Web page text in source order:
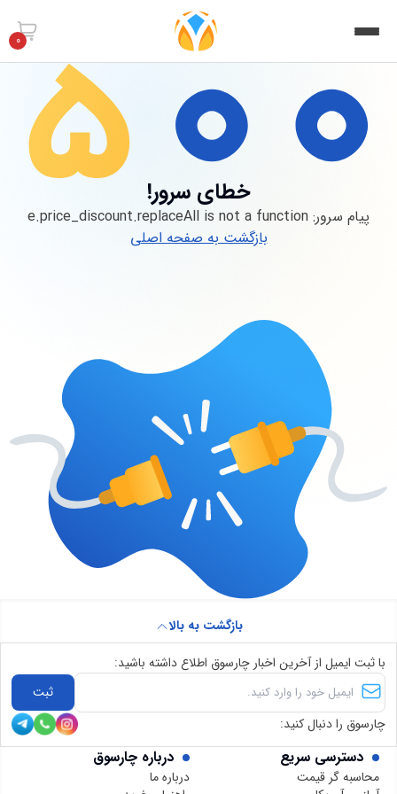
0
خطای سرور!
پیام سرور: e.price_discount.replaceAll is not a function
بازگشت به صفحه اصلی
دسترسی سریع
محاسبه گر قیمت
درباره چارسوق
درباره ما
بازگشت به بالا
با ثبت ایمیل از آخرین اخبار چارسوق اطلاع داشته باشید:
ثبت
چارسوق را دنبال کنید: